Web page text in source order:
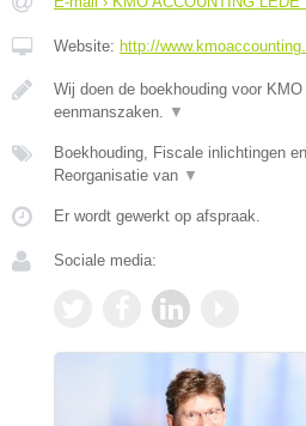
Website: http://
Wij doen de boekhouding voor
eenmanszaken. ▼
Boekhouding, Fiscale inlichtingen
Reorganisatie van ▼
Er wordt gewerkt op afspraak.
Sociale media: